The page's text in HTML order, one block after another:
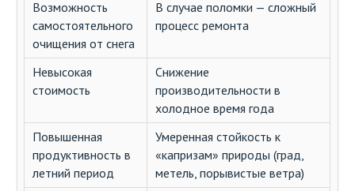
Возможность
самостоятельного
очищения от снега
В случае поломки — сложный
процесс ремонта
Невысокая
стоимость
Снижение
производительности в
холодное время года
Повышенная
продуктивность в
летний период
Умеренная стойкость к
«капризам» природы (град,
метель, порывистые ветра)